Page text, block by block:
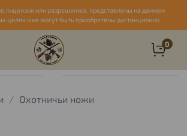
лицензии или разрешению, представлены на данном
целях и не могут быть приобретены дистанционно
0
Охотничьи ножи